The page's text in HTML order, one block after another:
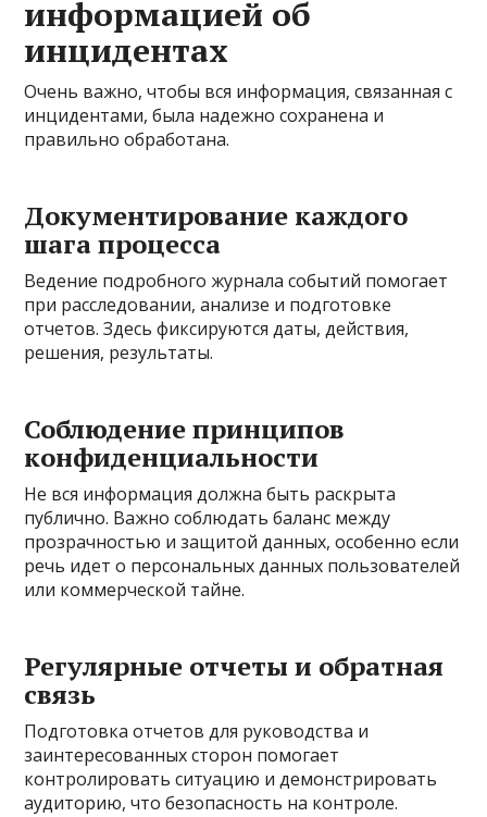
информацией об
инцидентах
Очень важно, чтобы вся информация, связанная с
инцидентами, была надежно сохранена и
правильно обработана.
Документирование каждого
шага процесса
Ведение подробного журнала событий помогает
при расследовании, анализе и подготовке
отчетов. Здесь фиксируются даты, действия,
решения, результаты.
Соблюдение принципов
конфиденциальности
Не вся информация должна быть раскрыта
публично. Важно соблюдать баланс между
прозрачностью и защитой данных, особенно если
речь идет о персональных данных пользователей
или коммерческой тайне.
Регулярные отчеты и обратная
связь
Подготовка отчетов для руководства и
заинтересованных сторон помогает
контролировать ситуацию и демонстрировать
аудиторию, что безопасность на контроле.